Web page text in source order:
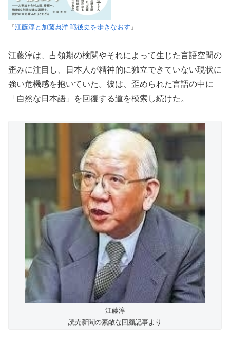
『江藤淳と加藤典洋 戦後史を歩きなおす 』
江藤淳は、占領期の検閲やそれによって生じた言語空間の
歪みに注目し、日本人が精神的に独立できていない現状に
強い危機感を抱いていた。彼は、歪められた言語の中に
「自然な日本語」を回復する道を模索し続けた。
江藤淳
読売新聞の素敵な回顧記事より